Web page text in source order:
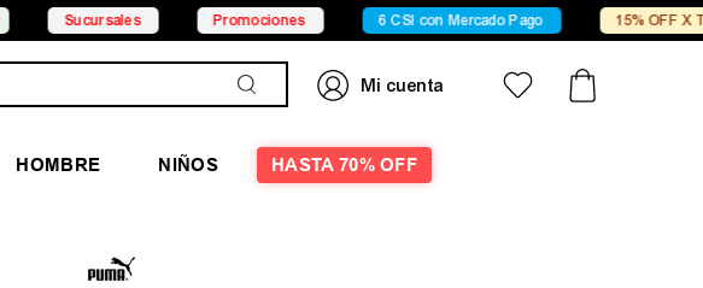
Sucursales Promociones 6 CSI con Mercado Pago 15% OFF X
HOMBRE NIÑOS HASTA 70% OFF